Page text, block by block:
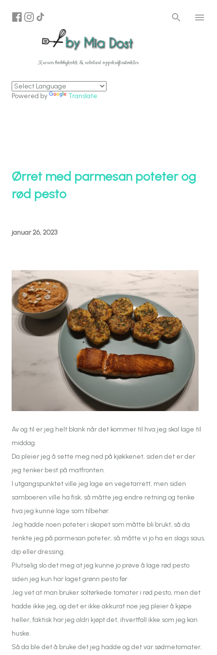
Kresen hobbykokk & selvlært oppskriftsutvikler
Powered by Translate
Ørret med parmesan poteter og
rød pesto
januar 26, 2023
Av og til er jeg helt blank når det kommer til hva jeg skal lage til
middag.
Da pleier jeg å sette meg ned på kjøkkenet, siden det er der
jeg tenker best på matfronten.
I utgangspunktet ville jeg lage en vegetarrett, men siden
samboeren ville ha fisk, så måtte jeg endre retning og tenke
hva jeg kunne lage som tilbehør.
Jeg hadde noen poteter i skapet som måtte bli brukt, så da
tenkte jeg på parmesan poteter, så måtte vi jo ha en slags saus,
dip eller dressing.
Plutselig slo det meg at jeg kunne jo prøve å lage rød pesto
siden jeg kun har laget grønn pesto før.
Jeg vet at man bruker soltørkede tomater i rød pesto, men det
hadde ikke jeg, og det er ikke akkurat noe jeg pleier å kjøpe
heller, faktisk har jeg aldri kjøpt det, ihvertfall ikke som jeg kan
huske.
Så da ble det å bruke det jeg hadde og det var sødmetomater,